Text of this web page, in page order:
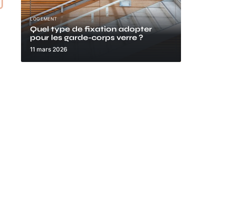
LOGEMENT
Quel type de fixation adopter
pour les garde-corps verre ?
11 mars 2026